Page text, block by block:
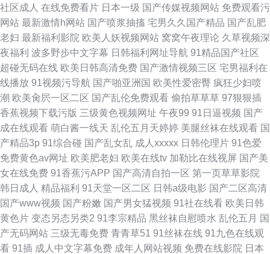
社区成人 在线免费看片 日本一级 国产传媒视频网站 免费观看污
网站 最新激情h网站 国产喷浆抽搐 宅男久久国产精品 国产乱肥
老妇 最新福利影院 欧美人妖视频网站 窝窝午夜理论 久草视频深
夜福利 波多野步中文字幕 日韩福利网址导航 91精品国产社区
超碰无码在线 欧美日韩高清免费 国产激情视频三区 宅男福利在
线播放 91视频污导航 国产啪亚洲国 欧美性爱密臀 疯狂少妇喷
潮 欧美肏屄一区二区 国产乱伦免费观看 偷拍草草草 97狠狠插
香蕉视频下载污版 三级黄色视频网址 午夜99 91日逼视频 国产
成在线观看 萌白酱一线天 乱伦五月天婷婷 美腿丝袜在线观看 国
产精品3p 91综合碰 国产乱女乱 成人xxxxx 日韩伦理片 91色爱
免费黄色av网址 欧美肥老妇 欧美在线tv 加勒比在线视屏 国产美
女在线免费 91香蕉污APP 国产高清自拍一区 第一页草草影院
韩日成人 精品福利 91天堂一区二区 日韩a级电影 国产二区高清
国产www视频 国产粉嫩 国产男女猛视频 91社在线看 欧美日韩
黄色片 变态另态另类2 91李宗精品 黑丝袜自慰喷水 乱伦五月 国
产无码网站 三级无毒免费 青青草51 91丝袜在线 91九色在线观
看 91插 成人中文字幕免费 成年人网站视频 免费在线影院 日本